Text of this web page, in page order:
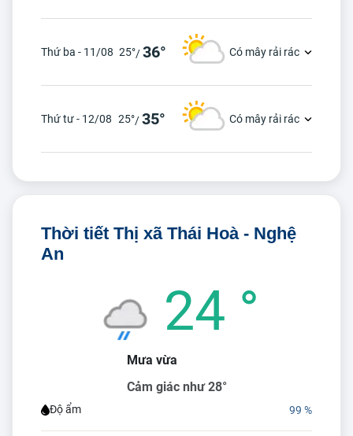
Thứ ba - 11/08 25°/36° Có mây rải rác
Thứ tư - 12/08 25°/35° Có mây rải rác
Thời tiết Thị xã Thái Hoà - Nghệ
An
24 °
Mưa vừa
Cảm giác như 28°
Độ ẩm 99 %